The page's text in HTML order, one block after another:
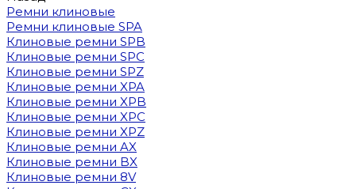
Ремни клиновые
Ремни клиновые SPA
Клиновые ремни SPB
Клиновые ремни SPC
Клиновые ремни SPZ
Клиновые ремни XPA
Клиновые ремни XPB
Клиновые ремни XPC
Клиновые ремни XPZ
Клиновые ремни AX
Клиновые ремни BX
Клиновые ремни 8V